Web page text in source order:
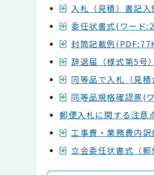
入札（見積）書記
委任状書式(ワード
封筒記載例
辞退届（様式第5号
同等品で入札（見
同等品規格確認票(
郵便入札に関する注意
工事費・業務費内
立会委任状書式（